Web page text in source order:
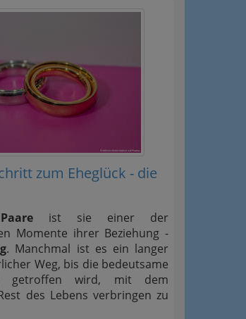
zum Eheglück - die
ist sie einer der
Momente ihrer Beziehung -
. Manchmal ist es ein langer
Weg, bis die bedeutsame
getroffen wird, mit dem
des Lebens verbringen zu